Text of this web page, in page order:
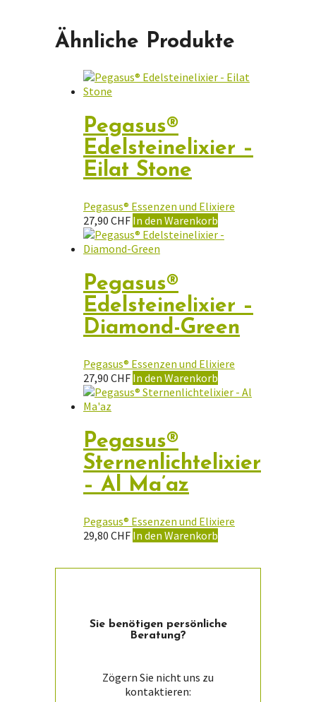
Ähnliche Produkte
Pegasus®
Edelsteinelixier –
Eilat Stone
Pegasus® Essenzen und Elixiere
27,90 CHF In den Warenkorb
Pegasus®
Edelsteinelixier –
Diamond-Green
Pegasus® Essenzen und Elixiere
27,90 CHF In den Warenkorb
Pegasus®
Sternenlichtelixier
– Al Ma’az
Pegasus® Essenzen und Elixiere
29,80 CHF In den Warenkorb
Sie ­benötigen persön­liche
Beratung?
Zögern Sie nicht uns zu
kontaktieren: